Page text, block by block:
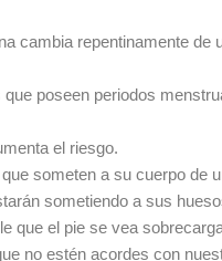
cambia repentinamente de
poseen periodos
el riesgo.
someten a su cuerpo de
sometiendo a sus
que el pie se vea
no estén acordes con